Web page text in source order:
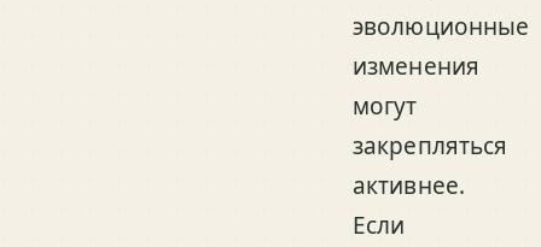
эволюционные
изменения
могут
закрепляться
активнее.
Если